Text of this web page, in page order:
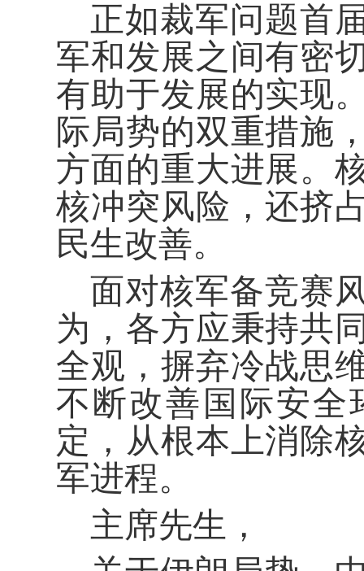
正如裁军问题首
军和发展之间有密
有助于发展的实现
际局势的双重措施
方面的重大进展。
核冲突风险，还挤
民生改善。
面对核军备竞赛
为，各方应秉持共
全观，摒弃冷战思
不断改善国际安全
定，从根本上消除
军进程。
主席先生，